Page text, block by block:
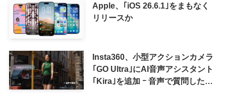
Apple、｢iOS 26.6.1｣をまもなく
リリースか
Insta360、小型アクションカメラ
｢GO Ultra｣にAI音声アシスタント
｢Kira｣を追加 ｰ 音声で質問した